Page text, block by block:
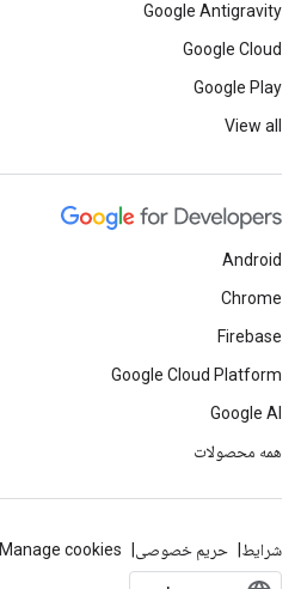
Google Antigravity
Google Cloud
Google Play
View all
Android
Chrome
Firebase
Google Cloud Platform
Google AI
همه محصولات
شرایط حریم خصوصی Manage cookies